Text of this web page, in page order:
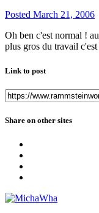
Posted March 21, 2006
Oh ben c'est normal !
plus gros du travail
Link to post
Share on other sites